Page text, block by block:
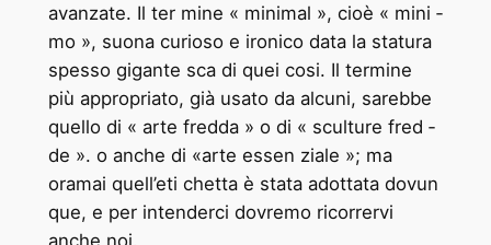
avanzate. Il ter ­mine « minimal », cioè « mini ­
mo », suona curioso e ironico data la statura
spesso gigante ­sca di quei cosi. Il termine
più appropriato, già usato da alcuni, sarebbe
quello di « arte fredda » o di « sculture fred ­
de ». o anche di «arte essen ­ziale »; ma
oramai quell’eti ­chetta è stata adottata dovun
­que, e per intenderci dovremo ricorrervi
anche noi.